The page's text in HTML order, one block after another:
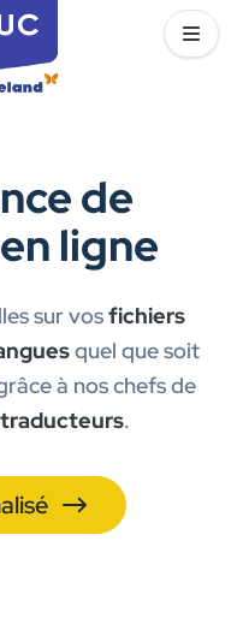
de
ligne
sur vosfichiers
quel que soit
à nos chefs de
.